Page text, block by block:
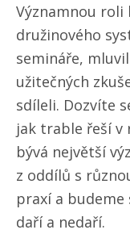
Významnou
družinového
semináře,
užitečných
sdíleli. Dozvíte
jak trable řeší v
bývá největší
z oddílů s
praxí a
daří a nedaří.